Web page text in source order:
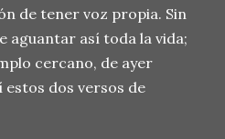
de tener voz propia. Sin
aguantar así toda la vida;
cercano, de ayer
estos dos versos de